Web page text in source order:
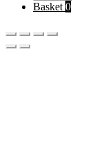
Basket 0